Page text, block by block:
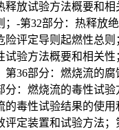
释放试验方法概要和相
-第32部分：热释放
险评定导则起燃性总
试验方法概要和相关
第36部分：燃烧流的
分：燃烧流的毒性试验
的毒性试验结果的使用
评定装置和试验方法；